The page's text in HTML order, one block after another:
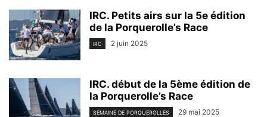
IRC. Petits airs sur la 5e édition
de la Porquerolle’s Race
IRC 2 juin 2025
IRC. début de la 5ème édition de
la Porquerolle’s Race
SEMAINE DE PORQUEROLLES 29 mai 2025